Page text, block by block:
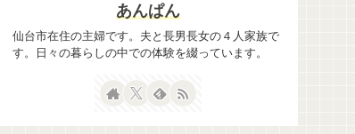
あんぱん
仙台市在住の主婦です。夫と長男長女の４人家族で
す。日々の暮らしの中での体験を綴っています。